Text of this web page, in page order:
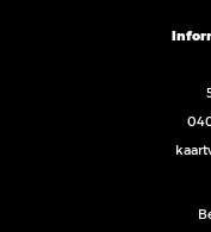
040